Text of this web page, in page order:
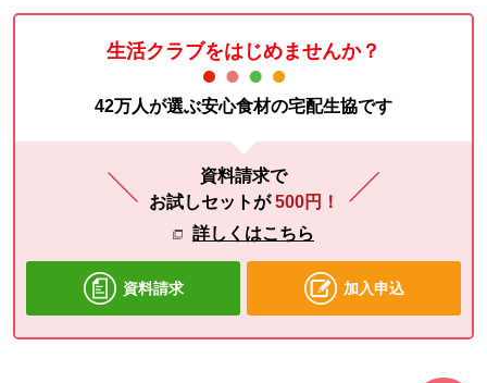
生活クラブをはじめませんか？
42万人が選ぶ安心食材の宅配生協です
資料請求で
お試しセットが500円！
詳しくはこちら
資料請求 加入申込